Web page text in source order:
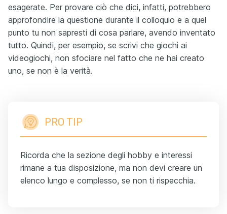
esagerate. Per provare ciò che dici, infatti, potrebbero
approfondire la questione durante il colloquio e a quel
punto tu non sapresti di cosa parlare, avendo inventato
tutto. Quindi, per esempio, se scrivi che giochi ai
videogiochi, non sfociare nel fatto che ne hai creato
uno, se non è la verità.
PRO TIP
Ricorda che la sezione degli hobby e interessi
rimane a tua disposizione, ma non devi creare un
elenco lungo e complesso, se non ti rispecchia.